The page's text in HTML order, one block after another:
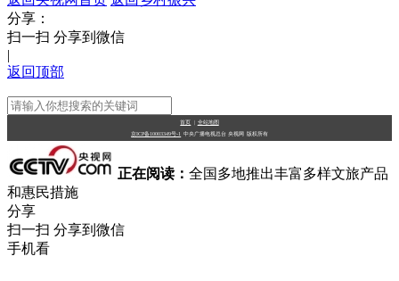
分享：
扫一扫 分享到微信
|
返回顶部
首页 全站地图
京ICP备10003349号-1 中央广播电视总台 央视网 版权所有
正在阅读： 全国多地推出丰富多样文旅产品
和惠民措施
分享
扫一扫 分享到微信
手机看